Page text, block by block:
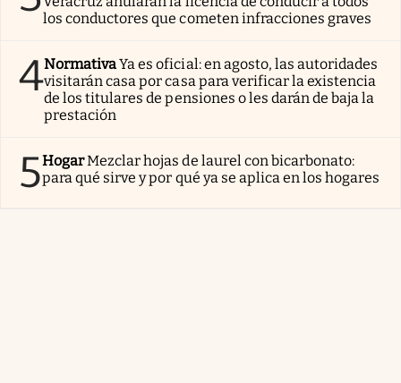
los conductores que cometen infracciones graves
4NormativaYa es oficial: en agosto, las autoridades
visitarán casa por casa para verificar la existencia
de los titulares de pensiones o les darán de baja la
prestación
5HogarMezclar hojas de laurel con bicarbonato:
para qué sirve y por qué ya se aplica en los hogares